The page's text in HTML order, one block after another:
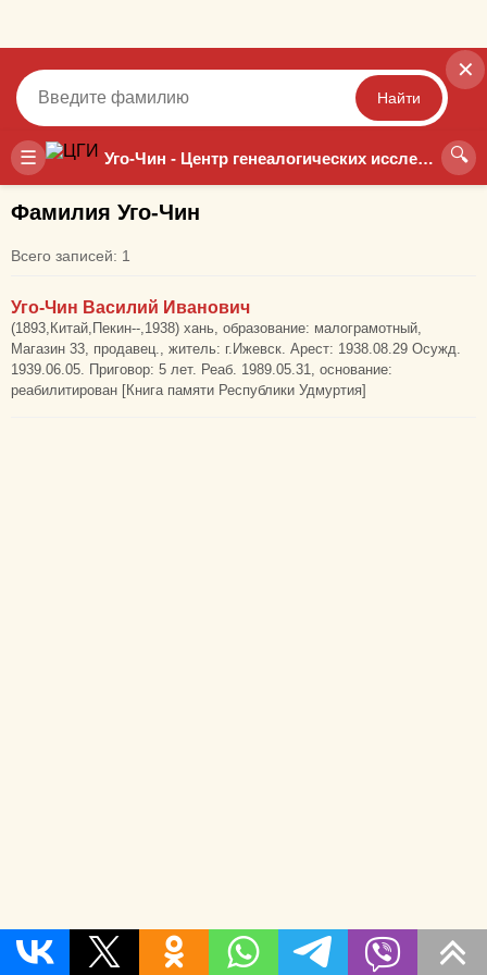
☰ Уго-Чин - Центр генеалогических исследований 🔍
✕
Найти
Точный Неточный
Фамилия Уго-Чин
Всего записей: 1
Уго-Чин Василий Иванович
(1893,Китай,Пекин--,1938) хань, образование: малограмотный,
Магазин 33, продавец., житель: г.Ижевск. Арест: 1938.08.29 Осужд.
1939.06.05. Приговор: 5 лет. Реаб. 1989.05.31, основание:
реабилитирован [Книга памяти Республики Удмуртия]